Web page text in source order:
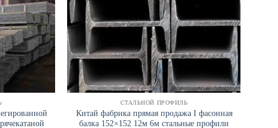
СТАЛЬНОЙ ПРОФИЛЬ
Китай фабрика прямая продажа I фасонная
балка 152×152 12м 6м стальные профили